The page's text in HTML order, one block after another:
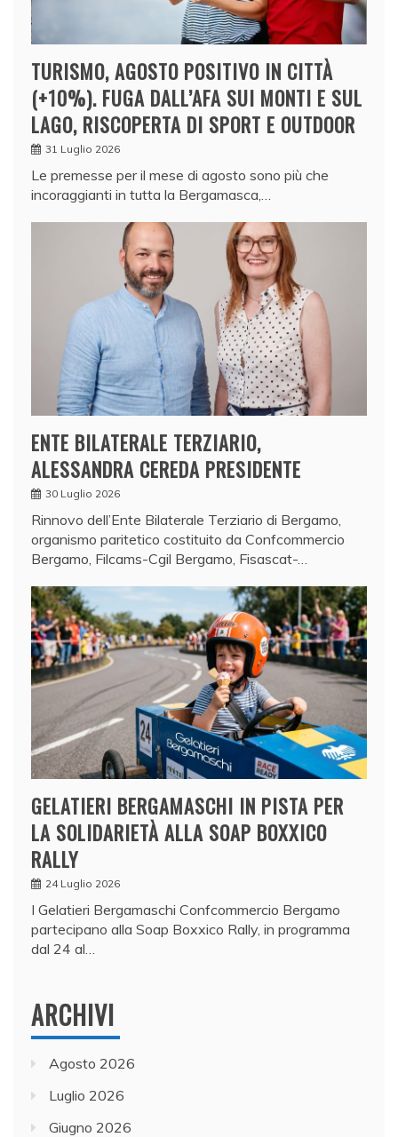
TURISMO, AGOSTO POSITIVO IN CITTÀ
(+10%). FUGA DALL’AFA SUI MONTI E SUL
LAGO, RISCOPERTA DI SPORT E OUTDOOR
31 Luglio 2026
Le premesse per il mese di agosto sono più che
incoraggianti in tutta la Bergamasca,…
ENTE BILATERALE TERZIARIO,
ALESSANDRA CEREDA PRESIDENTE
30 Luglio 2026
Rinnovo dell’Ente Bilaterale Terziario di Bergamo,
organismo paritetico costituito da Confcommercio
Bergamo, Filcams-Cgil Bergamo, Fisascat-…
GELATIERI BERGAMASCHI IN PISTA PER
LA SOLIDARIETÀ ALLA SOAP BOXXICO
RALLY
24 Luglio 2026
I Gelatieri Bergamaschi Confcommercio Bergamo
partecipano alla Soap Boxxico Rally, in programma
dal 24 al…
ARCHIVI
Agosto 2026
Luglio 2026
Giugno 2026